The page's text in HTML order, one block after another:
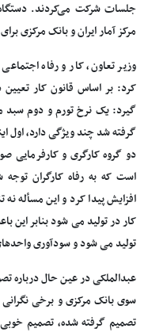
جلسات شرکت می‌کردند.
مرکز آمار ایران و بانک مرکزی
وزیر تعاون، کار و رفاه
کرد: بر اساس قانون کار
گرفته شد چند ویژگی دارد، اول
دو گروه کارگری و کارفرمایی
افزایش پیدا کرد و این مسأله
کار در تولید می شود بنابر این
تولید می شود و سودآوری
عبدالملکی در عین حال درباره
سوی بانک مرکزی و برخی
تصمیم گرفته شده، تصمیم